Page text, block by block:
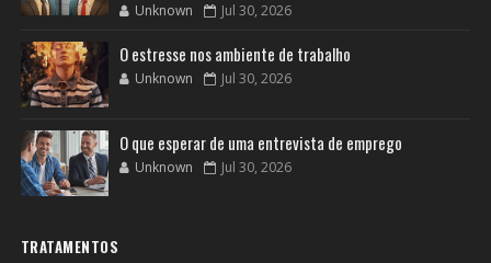
Unknown Jul 30, 2026
O estresse nos ambiente de trabalho
Unknown Jul 30, 2026
O que esperar de uma entrevista de emprego
Unknown Jul 30, 2026
TRATAMENTOS